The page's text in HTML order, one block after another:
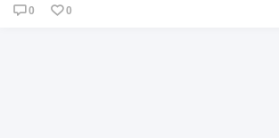
0 0